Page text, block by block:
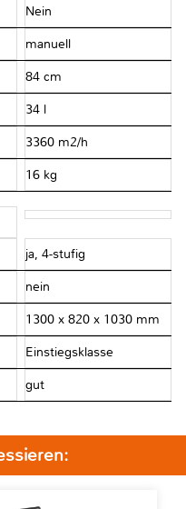
Nein
manuell
84 cm
34 l
3360 m2/h
16 kg
ja, 4-stufig
nein
1300 x 820 x 1030 mm
Einstiegsklasse
gut